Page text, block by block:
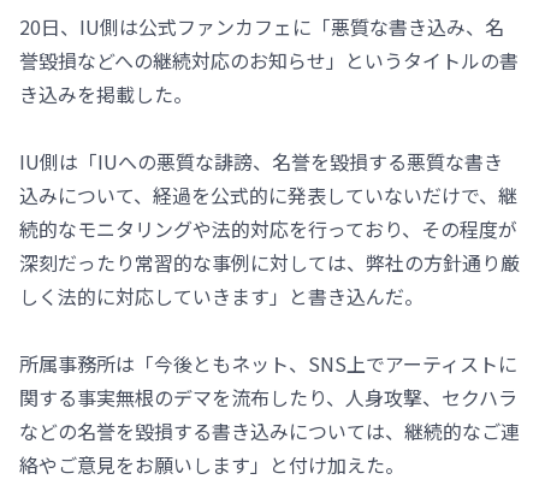
20日、IU側は公式ファンカフェに「悪質な書き込み、名
誉毀損などへの継続対応のお知らせ」というタイトルの書
き込みを掲載した。
IU側は「IUへの悪質な誹謗、名誉を毀損する悪質な書き
込みについて、経過を公式的に発表していないだけで、継
続的なモニタリングや法的対応を行っており、その程度が
深刻だったり常習的な事例に対しては、弊社の方針通り厳
しく法的に対応していきます」と書き込んだ。
所属事務所は「今後ともネット、SNS上でアーティストに
関する事実無根のデマを流布したり、人身攻撃、セクハラ
などの名誉を毀損する書き込みについては、継続的なご連
絡やご意見をお願いします」と付け加えた。